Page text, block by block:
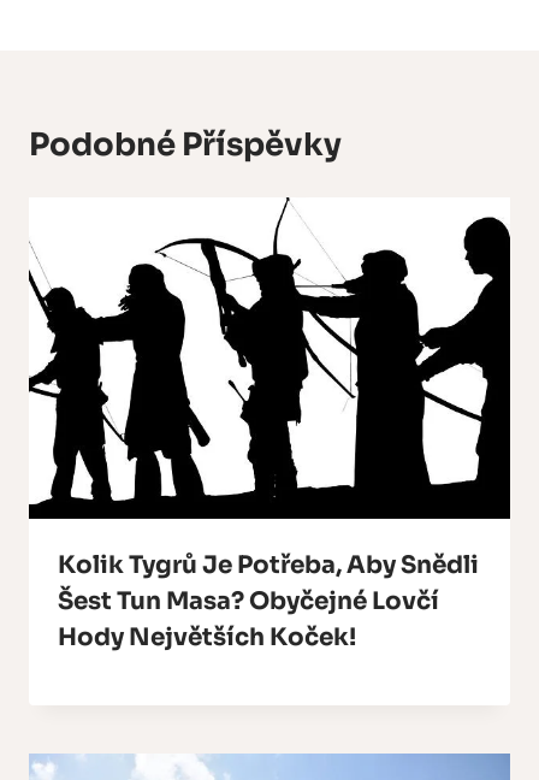
Podobné Příspěvky
Kolik Tygrů Je Potřeba, Aby Snědli
Šest Tun Masa? Obyčejné Lovčí
Hody Největších Koček!